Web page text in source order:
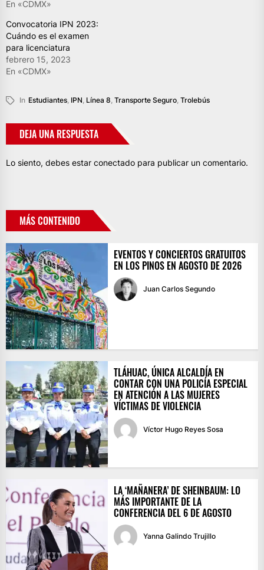
En «CDMX»
Convocatoria IPN 2023:
Cuándo es el examen
para licenciatura
febrero 15, 2023
En «CDMX»
In Estudiantes, IPN, Línea 8, Transporte Seguro, Trolebús
DEJA UNA RESPUESTA
Lo siento, debes estar conectado para publicar un comentario.
MÁS CONTENIDO
EVENTOS Y CONCIERTOS GRATUITOS
EN LOS PINOS EN AGOSTO DE 2026
Juan Carlos Segundo
TLÁHUAC, ÚNICA ALCALDÍA EN
CONTAR CON UNA POLICÍA ESPECIAL
EN ATENCIÓN A LAS MUJERES
VÍCTIMAS DE VIOLENCIA
Víctor Hugo Reyes Sosa
LA ‘MAÑANERA’ DE SHEINBAUM: LO
MÁS IMPORTANTE DE LA
CONFERENCIA DEL 6 DE AGOSTO
Yanna Galindo Trujillo